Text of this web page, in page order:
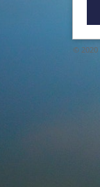
© 2020